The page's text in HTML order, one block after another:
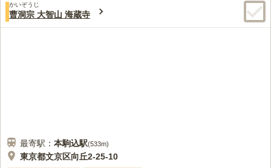
かいぞうじ
曹洞宗 大智山 海蔵寺
最寄駅： 本駒込駅(533m)
東京都文京区向丘2-25-10